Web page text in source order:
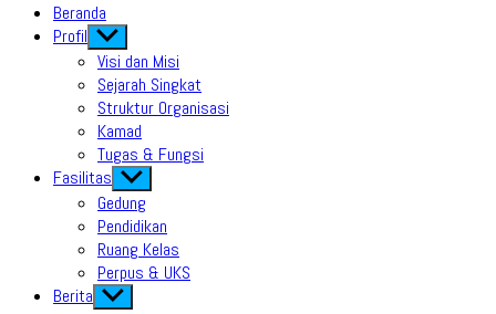
Beranda
Profil Show
sub
menu
Visi dan Misi
Sejarah Singkat
Struktur Organisasi
Kamad
Tugas & Fungsi
Fasilitas Show
sub
menu
Gedung
Pendidikan
Ruang Kelas
Perpus & UKS
Berita Show